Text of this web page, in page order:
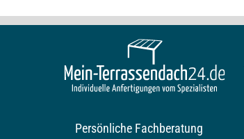
Persönliche Fachberatung